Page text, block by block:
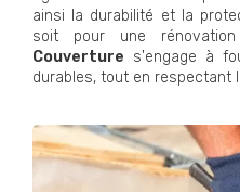
ainsi la durabilité et la
soit pour une
Couverture s'engage à
durables, tout en respectant